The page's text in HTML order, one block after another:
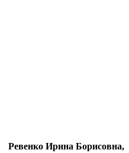
Ревенко Ирина Борисовна,